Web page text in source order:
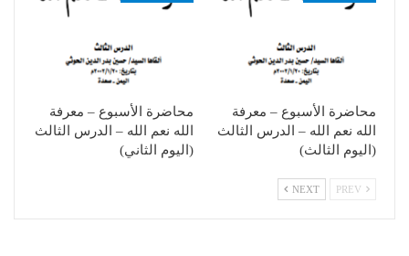
محاضرة الأسبوع – معرفة
الله نعم الله – الدرس الثالث
(اليوم الثالث)
محاضرة الأسبوع – معرفة
الله نعم الله – الدرس الثالث
(اليوم الثاني)
NEXT